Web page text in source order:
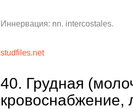
Иннервация: nn. intercostales.
studfiles.net
40. Грудная
кровоснабжение,